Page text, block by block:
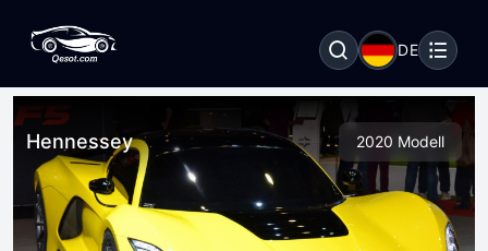
DE
Hennessey 2020 Modell